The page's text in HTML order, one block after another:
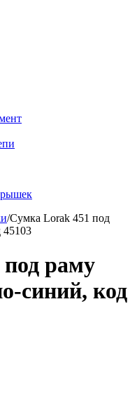
/Сумка Lorak 451 под
45103
раму
синий, код